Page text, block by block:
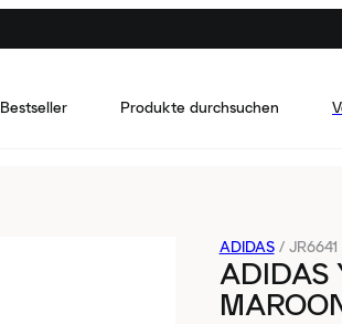
Bestseller Produkte durchsuchen
ADIDAS / JR6641
ADIDAS